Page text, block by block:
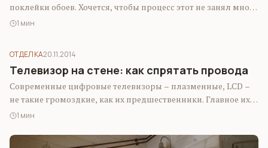
поклейки обоев. Хочется, чтобы процесс этот не занял много
времени и вместе с…
1 мин
ОТДЕЛКА20.11.2014
Телевизор на стене: как спрятать провода
Современные цифровые телевизоры – плазменные, LCD –
не такие громоздкие, как их предшественники. Главное их
достоинство в том, что они…
1 мин